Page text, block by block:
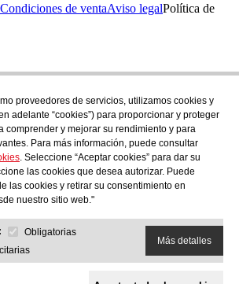
Condiciones de ventaAviso legalPolítica de
puedes contactar con nosotros en nuestra
por la Unión Europea -
NextGeneration EU
proveedores de servicios, utilizamos cookies y
adelante “cookies”) para proporcionar y proteger
comprender y mejorar su rendimiento y para
Para más información, puede consultar
. Seleccione “Aceptar cookies” para dar su
las cookies que desea autorizar. Puede
las cookies y retirar su consentimiento en
nuestro sitio web."
Obligatorias
Más detalles